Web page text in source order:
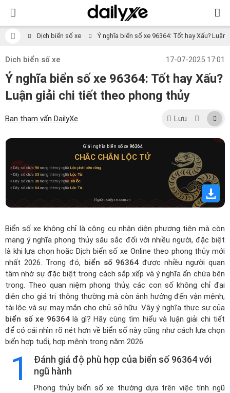
Dịch biển số xe Ý nghĩa biển số xe 96364: Tốt hay Xấu?
Dịch biển số xe 17-07-2025 17:01
Ý nghĩa biển số xe 96364: Tốt hay Xấu?
Luận giải chi tiết theo phong thủy
Ban tham vấn DailyXe Lưu
Giải nghĩa biển số xe 96364
CHẮC CHẮN LỘC TỬ
» Dãy số chứa96 mang thêm ý nghĩa Lộc phát bền vững.
» Dãy số chứa 63 mang thêm ý nghĩaLộc Tài.
» Dãy số chứa 36 mang thêm ý nghĩaTài lộc.
» Dãy số chứa 64mang thêm ý nghĩa Lộc Tử.
Nguồn: dailyxe.com.vn
Biển số xe không chỉ là công cụ nhận diện phương tiện mà còn
mang ý nghĩa phong thủy sâu sắc đối với nhiều người, đặc biệt
là khi lựa chọn hoặcDịch biển số xe Online theo phong thủy mới
nhất 2026. Trong đó, biển số 96364 được nhiều người quan
tâm nhờ sự đặc biệt trong cách sắp xếp và ý nghĩa ẩn chứa bên
trong. Theo quan niệm phong thủy, các con số không chỉ đại
diện cho giá trị thông thường mà còn ảnh hưởng đến vận mệnh,
tài lộc và sự may mắn cho chủ sở hữu. Vậy ý nghĩa thực sự của
biển số xe 96364là gì? Hãy cùng tìm hiểu và luận giải chi tiết
để có cái nhìn rõ nét hơn về biển số này cũng như cách lựa chọn
biển hợp tuổi, hợp mệnh trong năm 2026
1
Đánh giá độ phù hợp của biển số 96364 với
ngũ hành
Phong thủy biển số xe thường dựa trên việc tính ngũ